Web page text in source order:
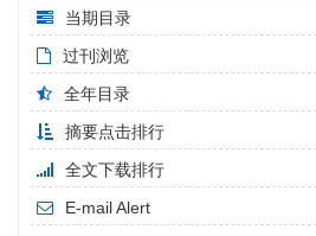
当期目录
过刊浏览
全年目录
摘要点击排行
全文下载排行
E-mail Alert